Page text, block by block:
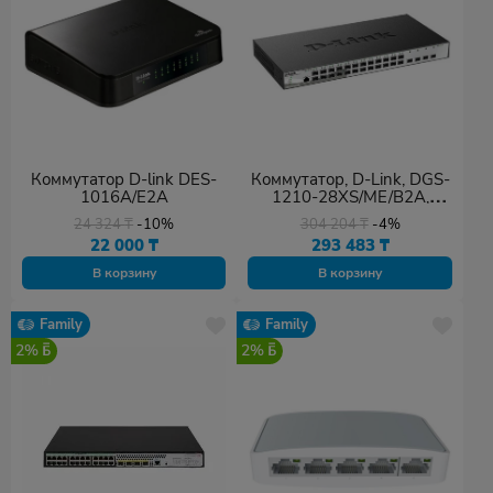
Коммутатор D-link DES-
1016A/E2A
24 324₸ -10%
22 000 ₸
В корзину
Коммутатор, D-Link, DGS-
1210-28XS/ME/B2A,
Управляемый L2
коммутатор с 24 портами
100/1000Base-X SFP и 4
портами 10GBase-X SFP+
304 204₸ -4%
293 483 ₸
В корзину
Family
2%
Family
2%